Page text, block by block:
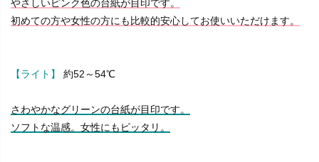
やさしいピンク色の台紙が目印です。
初めての方や女性の方にも比較的安心してお使いいただけます。
【ライト】 約52～54℃
さわやかなグリーンの台紙が目印です。
ソフトな温感。女性にもピッタリ。